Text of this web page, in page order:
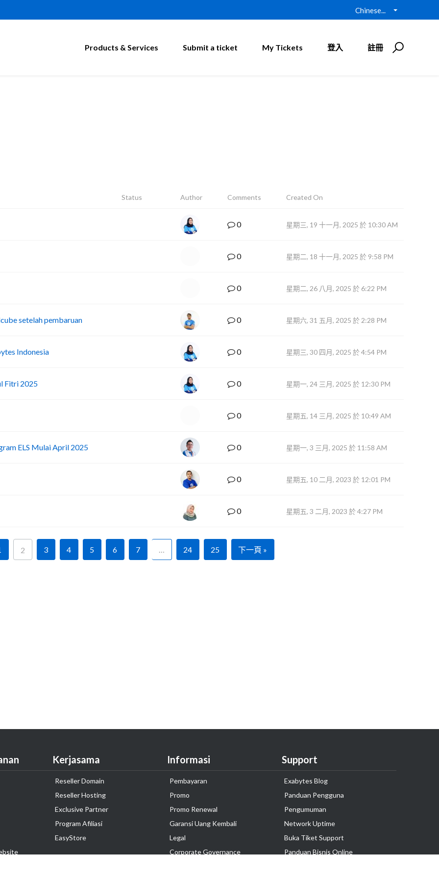
Chinese...
Products & Services Submit a ticket My Tickets 登入 註冊
Status Author Comments Created On
0 星期三, 19 十一月, 2025 於 10:30 AM
0 星期二, 18 十一月, 2025 於 9:58 PM
0 星期二, 26 八月, 2025 於 6:22 PM
setelah pembaruan 0 星期六, 31 五月, 2025 於 2:28 PM
Indonesia 0 星期三, 30 四月, 2025 於 4:54 PM
Fitri 2025 0 星期一, 24 三月, 2025 於 12:30 PM
0 星期五, 14 三月, 2025 於 10:49 AM
ELS Mulai April 2025 0 星期一, 3 三月, 2025 於 11:58 AM
0 星期五, 10 二月, 2023 於 12:01 PM
0 星期五, 3 二月, 2023 於 4:27 PM
2 3 4 5 6 7 … 24 25 下一頁 »
Kerjasama
Reseller Domain
Reseller Hosting
Exclusive Partner
Program Afiliasi
EasyStore
Informasi
Pembayaran
Promo
Promo Renewal
Garansi Uang Kembali
Legal
Corporate Governance
Support
Exabytes Blog
Panduan Pengguna
Pengumuman
Network Uptime
Buka Tiket Support
Panduan Bisnis Online